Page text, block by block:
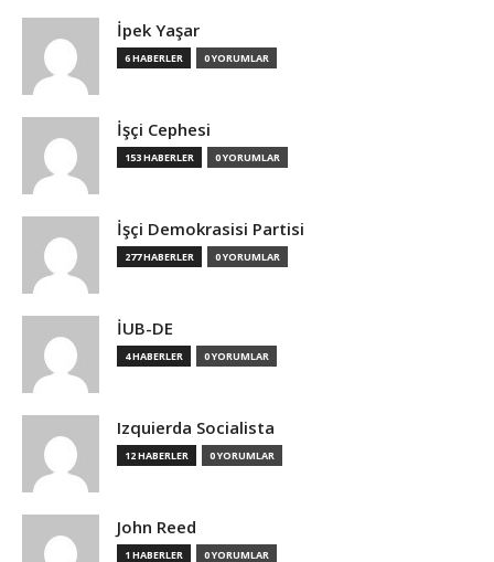
İpek Yaşar
6 HABERLER 0 YORUMLAR
İşçi Cephesi
153 HABERLER 0 YORUMLAR
İşçi Demokrasisi Partisi
277 HABERLER 0 YORUMLAR
İUB-DE
4 HABERLER 0 YORUMLAR
Izquierda Socialista
12 HABERLER 0 YORUMLAR
John Reed
1 HABERLER 0 YORUMLAR